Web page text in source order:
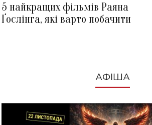
5 найкращих фільмів Раяна
Ґослінга, які варто побачити
АФІША